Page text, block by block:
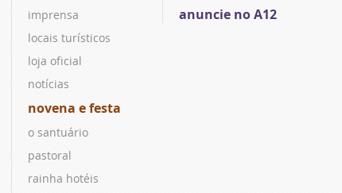
imprensa
locais turísticos
loja oficial
notícias
novena e festa
o santuário
pastoral
rainha hotéis
anuncie no A12